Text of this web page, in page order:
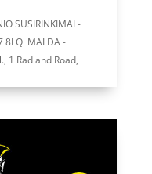
SUSIRINKIMAI -
8LQ MALDA -
1 Radland Road,